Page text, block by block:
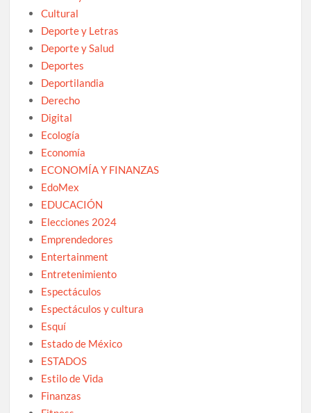
Cultural
Deporte y Letras
Deporte y Salud
Deportes
Deportilandia
Derecho
Digital
Ecología
Economía
ECONOMÍA Y FINANZAS
EdoMex
EDUCACIÓN
Elecciones 2024
Emprendedores
Entertainment
Entretenimiento
Espectáculos
Espectáculos y cultura
Esquí
Estado de México
ESTADOS
Estilo de Vida
Finanzas